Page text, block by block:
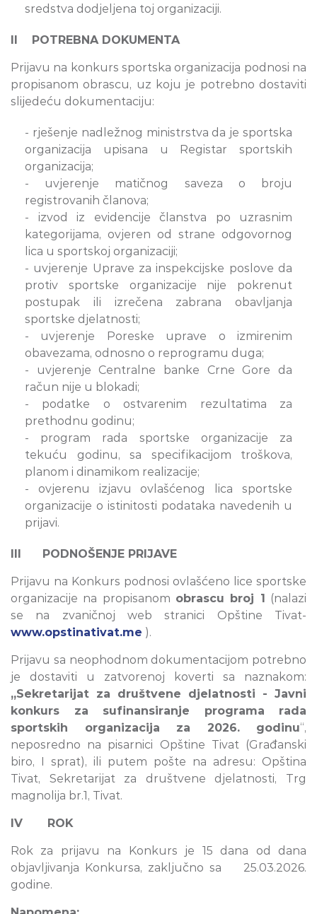
sredstva dodjeljena toj organizaciji.
II POTREBNA DOKUMENTA
Prijavu na konkurs sportska organizacija podnosi na
propisanom obrascu, uz koju je potrebno dostaviti
slijedeću dokumentaciju:
- rješenje nadležnog ministrstva da je sportska
organizacija upisana u Registar sportskih
organizacija;
- uvjerenje matičnog saveza o broju
registrovanih članova;
- izvod iz evidencije članstva po uzrasnim
kategorijama, ovjeren od strane odgovornog
lica u sportskoj organizaciji;
- uvjerenje Uprave za inspekcijske poslove da
protiv sportske organizacije nije pokrenut
postupak ili izrečena zabrana obavljanja
sportske djelatnosti;
- uvjerenje Poreske uprave o izmirenim
obavezama, odnosno o reprogramu duga;
- uvjerenje Centralne banke Crne Gore da
račun nije u blokadi;
- podatke o ostvarenim rezultatima za
prethodnu godinu;
- program rada sportske organizacije za
tekuću godinu, sa specifikacijom troškova,
planom i dinamikom realizacije;
- ovjerenu izjavu ovlašćenog lica sportske
organizacije o istinitosti podataka navedenih u
prijavi.
III PODNOŠENJE PRIJAVE
Prijavu na Konkurs podnosi ovlašćeno lice sportske
organizacije na propisanom obrascu broj 1
(nalazi
se na zvaničnoj web stranici Opštine Tivat-
www.opstinativat.me ).
Prijavu sa neophodnom dokumentacijom potrebno
je dostaviti u zatvorenoj koverti sa naznakom:
„Sekretarijat za društvene djelatnosti - Javni
konkurs za sufinansiranje programa rada
sportskih organizacija za 2026. godinu“,
neposredno na pisarnici Opštine Tivat (Građanski
biro, I sprat), ili putem pošte na adresu: Opština
Tivat, Sekretarijat za društvene djelatnosti, Trg
magnolija br.1, Tivat.
IV ROK
Rok za prijavu na Konkurs je 15 dana od dana
objavljivanja Konkursa, zaključno sa 25.03.2026.
godine.